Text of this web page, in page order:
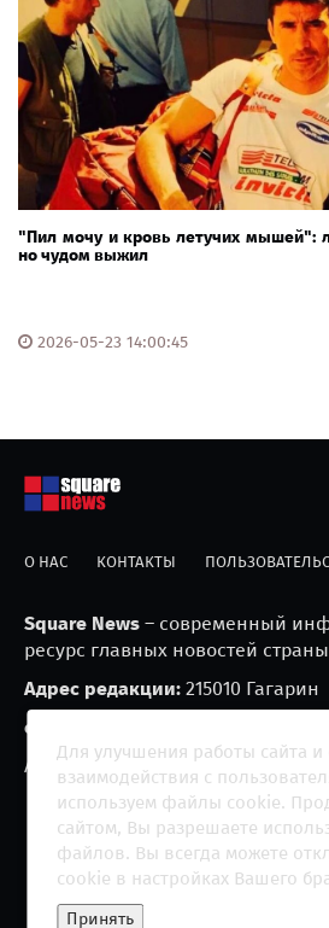
"Пил мочу и кровь летучих мышей":
но чудом выжил
2026-05-23 14:00:45
О НАС КОНТАКТЫ
Square News – современный
ресурс главных новостей
Адрес редакции: 215010 Гагарин
e-mail:
Агрегатор новостей «Square
Copyright 2013 - ©
2026 All
Для улучшения работы сайта и
взаимодействия с
используем файлы cookie.
сайтом, Вы разрешаете
файлов. Вы всегда можете
cookie в настройках Вашего
Принять